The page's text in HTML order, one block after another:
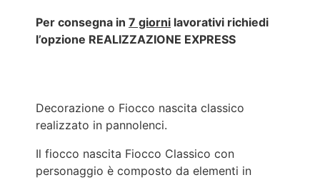
Per consegna in 7 giorni lavorativi richiedi
l’opzione REALIZZAZIONE EXPRESS
Decorazione o Fiocco nascita classico
realizzato in pannolenci.
Il fiocco nascita Fiocco Classico con
personaggio è composto da elementi in